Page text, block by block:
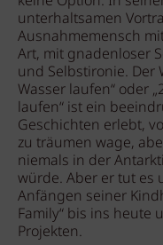
unterhaltsamen
Ausnahmemensch
Art, mit gnadenloser
und Selbstironie. Der
Wasser laufen“ oder
laufen“ ist ein
Geschichten erlebt,
zu träumen wage,
niemals in der
würde. Aber er tut es
Anfängen seiner
Family“ bis ins heute
Projekten.